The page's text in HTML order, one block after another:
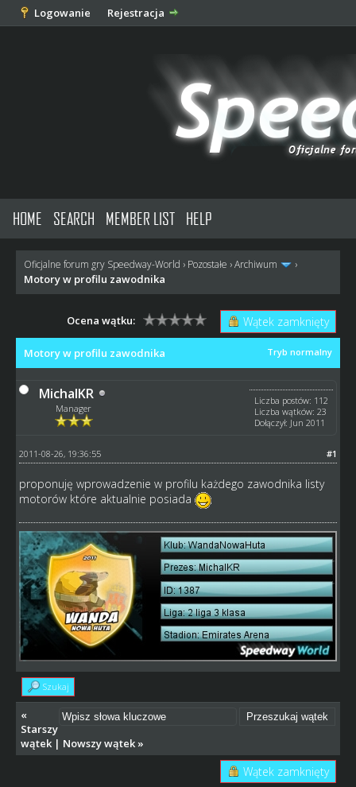
Logowanie Rejestracja
HOME SEARCH MEMBER LIST HELP
Oficjalne forum gry Speedway-World › Pozostałe ›Archiwum ›
Motory w profilu zawodnika
Wątek zamknięty
Ocena wątku:
Tryb normalny
Motory w profilu zawodnika
MichalKR
Manager
Liczba postów: 112
Liczba wątków: 23
Dołączył: Jun 2011
#1
2011-08-26, 19:36:55
proponuję wprowadzenie w profilu każdego zawodnika listy
motorów które aktualnie posiada
Szukaj
«
Starszy
wątek| Nowszy wątek»
Wątek zamknięty